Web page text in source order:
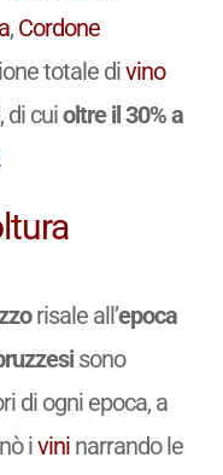
, Cordone
totale divino
, di cuioltre il 30% a
risale all’epoca
sono
di ogni epoca, a
ivininarrando le